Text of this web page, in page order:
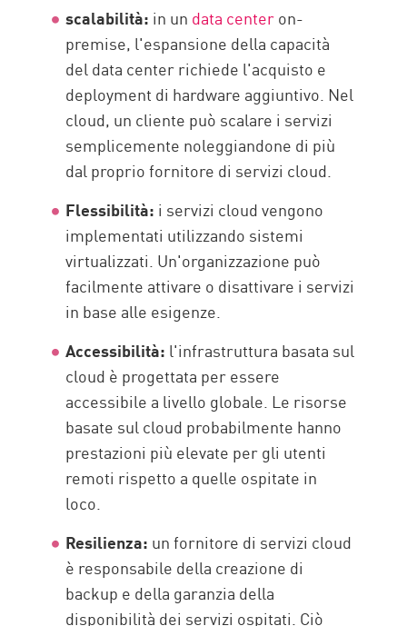
scalabilità: in un data centeron-
premise, l'espansione della capacità
del data center richiede l'acquisto e
deployment di hardware aggiuntivo. Nel
cloud, un cliente può scalare i servizi
semplicemente noleggiandone di più
dal proprio fornitore di servizi cloud.
Flessibilità: i servizi cloud vengono
implementati utilizzando sistemi
virtualizzati. Un'organizzazione può
facilmente attivare o disattivare i servizi
in base alle esigenze.
Accessibilità: l'infrastruttura basata sul
cloud è progettata per essere
accessibile a livello globale. Le risorse
basate sul cloud probabilmente hanno
prestazioni più elevate per gli utenti
remoti rispetto a quelle ospitate in
loco.
Resilienza: un fornitore di servizi cloud
è responsabile della creazione di
backup e della garanzia della
disponibilità dei servizi ospitati. Ciò